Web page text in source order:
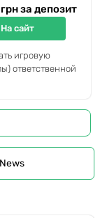
за депозит
На сайт
игровую
ответственной